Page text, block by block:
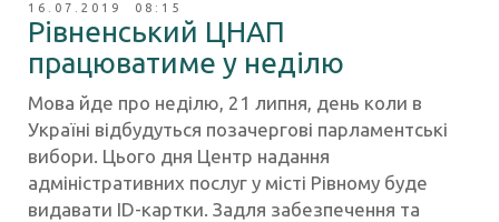
16.07.2019 08:15
Рівненський ЦНАП
працюватиме у неділю
Мова йде про неділю, 21 липня, день коли в
Україні відбудуться позачергові парламентські
вибори. Цього дня Центр надання
адміністративних послуг у місті Рівному буде
видавати ID-картки. Задля забезпечення та